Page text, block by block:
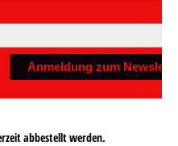
abbestellt werden.